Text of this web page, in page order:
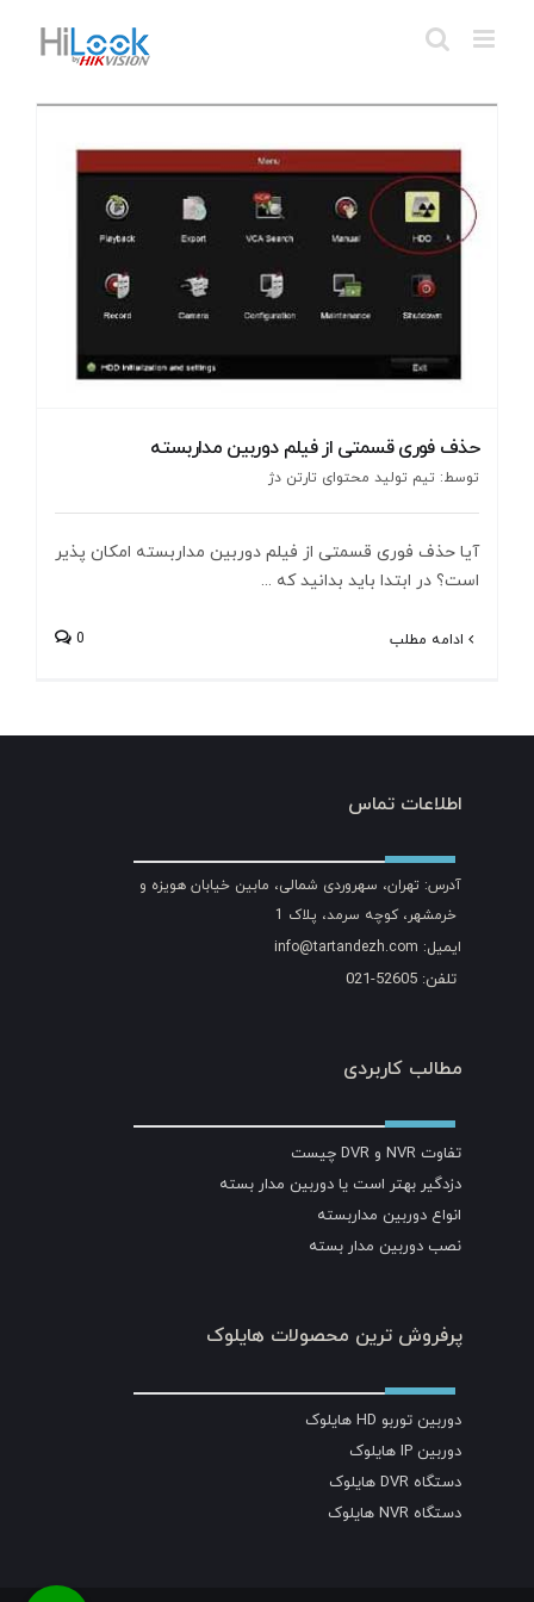
حذف فوری قسمتی از فیلم دوربین مداربسته
توسط: تیم تولید محتوای تارتن دژ
آیا حذف فوری قسمتی از فیلم دوربین مداربسته امکان پذیر
است؟ در ابتدا باید بدانید که ...
ادامه مطلب 0
اطلاعات تماس
آدرس: تهران، سهروردی شمالی، مابین خیابان هویزه و
خرمشهر، کوچه سرمد، پلاک 1
ایمیل: info@tartandezh.com
تلفن: 52605-021
مطالب کاربردی
تفاوت NVR و DVR چیست
دزدگیر بهتر است یا دوربین مدار بسته
انواع دوربین مداربسته
نصب دوربین مدار بسته
پرفروش ترین محصولات هایلوک
دوربین توربو HD هایلوک
دوربین IP هایلوک
دستگاه DVR هایلوک
دستگاه NVR هایلوک